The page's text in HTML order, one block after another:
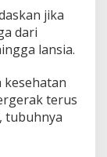
jika
dari
lansia.
kesehatan
terus
tubuhnya